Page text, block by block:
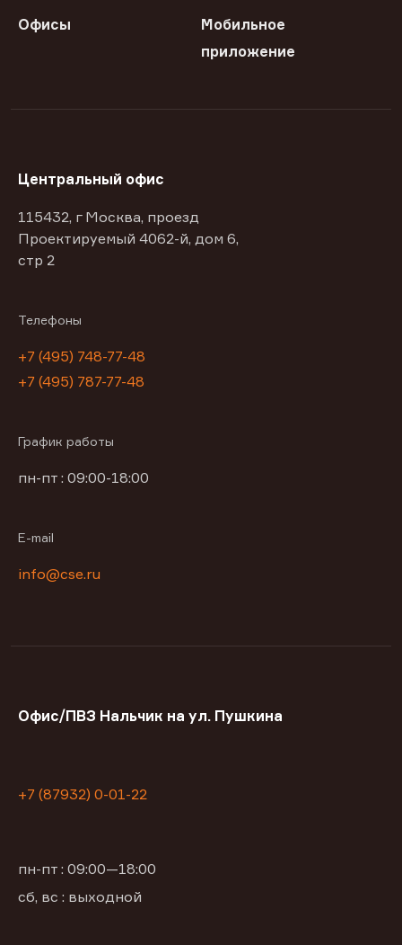
Офисы
Мобильное
приложение
Центральный офис
115432, г Москва, проезд
Проектируемый 4062-й, дом 6,
стр 2
Телефоны
+7 (495) 748-77-48
+7 (495) 787-77-48
График работы
пн-пт : 09:00-18:00
E-mail
info@cse.ru
Офис/ПВЗ Нальчик на ул. Пушкина
+7 (87932) 0-01-22
пн-пт : 09:00—18:00
сб, вс : выходной